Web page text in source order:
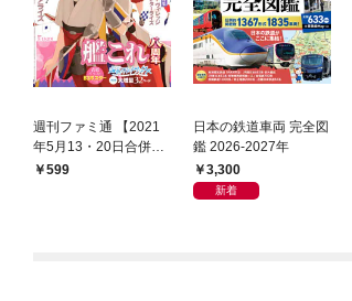
週刊ファミ通 【2021
年5月13・20日合併
号】599
日本の鉄道車両 完全図
鑑 2026-2027年
3,300
新着